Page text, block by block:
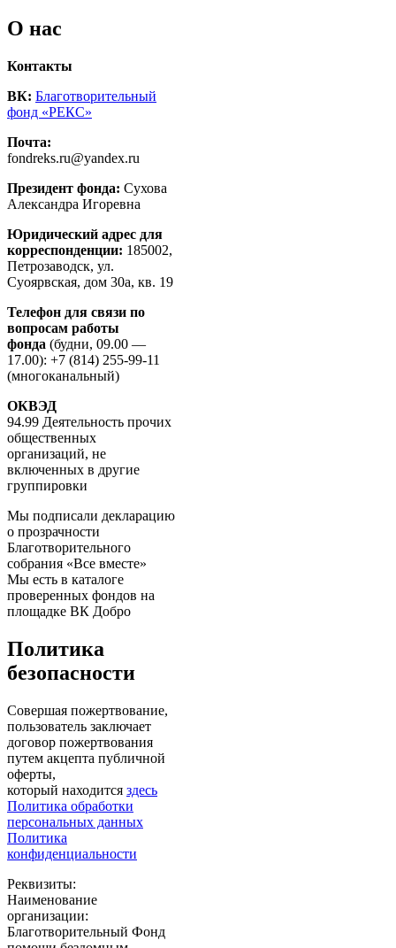
О нас
Контакты
ВК: Благотворительный
фонд «РЕКС»
Почта:
fondreks.ru@yandex.ru
Президент фонда: Сухова
Александра Игоревна
Юридический адрес для
корреспонденции: 185002,
Петрозаводск, ул.
Суоярвская, дом 30а, кв. 19
Телефон для связи по
вопросам работы
фонда (будни, 09.00 —
17.00): +7 (814) 255-99-11
(многоканальный)
ОКВЭД
94.99 Деятельность прочих
общественных
организаций, не
включенных в другие
группировки
Мы подписали декларацию
о прозрачности
Благотворительного
собрания «Все вместе»
Мы есть в каталоге
проверенных фондов на
площадке ВК Добро
Политика
безопасности
Совершая пожертвование,
пользователь заключает
договор пожертвования
путем акцепта публичной
оферты,
который находится здесь
Политика обработки
персональных данных
Политика
конфиденциальности
Реквизиты:
Наименование
организации:
Благотворительный Фонд